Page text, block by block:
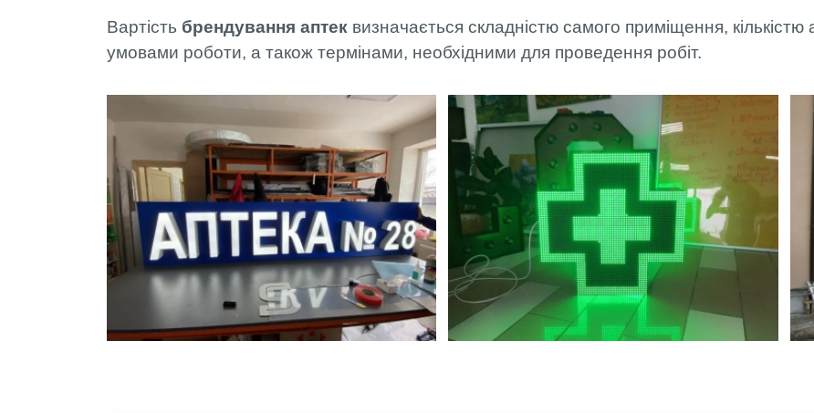
Вартість брендування аптек визначається складністю самого приміщення,
умовами роботи, а також термінами, необхідними для проведення робіт.